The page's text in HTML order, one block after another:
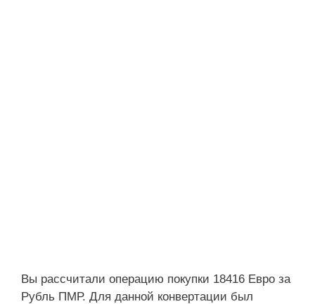
Вы рассчитали операцию покупки 18416 Евро за
Рубль ПМР. Для данной конвертации был